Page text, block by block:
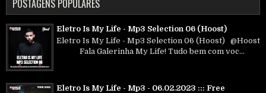
POSTAGENS POPULARES
Eletro Is My Life - Mp3 Selection 06 (Hoost)
Eletro Is My Life - Mp3 Selection 06 (Hoost) @Hoost
Fala Galerinha My Life! Tudo bem com voc...
Eletro Is My Life - Mp3 - 06.02.2023 ::: Free